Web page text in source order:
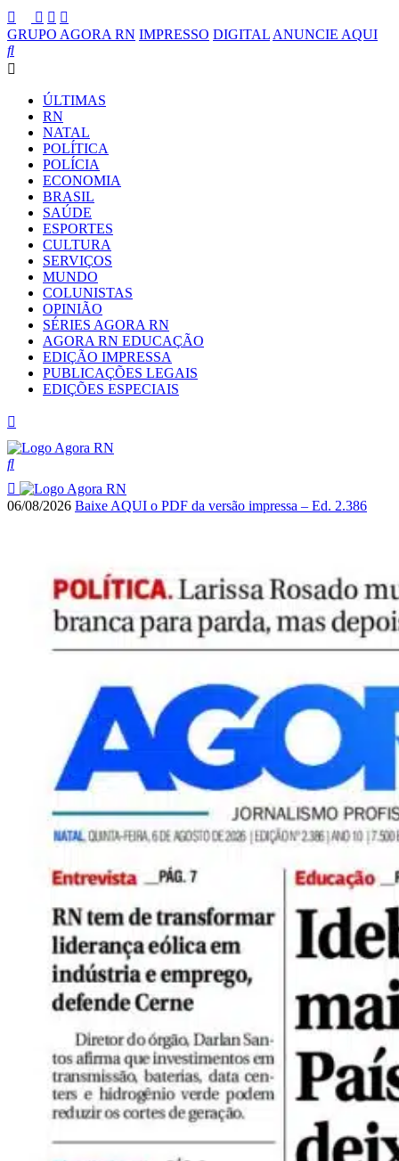
GRUPO AGORA RN IMPRESSO DIGITAL ANUNCIE AQUI
ÚLTIMAS
RN
NATAL
POLÍTICA
POLÍCIA
ECONOMIA
BRASIL
SAÚDE
ESPORTES
CULTURA
SERVIÇOS
MUNDO
COLUNISTAS
OPINIÃO
SÉRIES AGORA RN
AGORA RN EDUCAÇÃO
EDIÇÃO IMPRESSA
PUBLICAÇÕES LEGAIS
EDIÇÕES ESPECIAIS
06/08/2026 Baixe AQUI o PDF da versão impressa – Ed. 2.386